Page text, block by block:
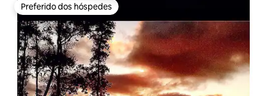
Preferido dos hóspedes
Preferido dos hóspedes